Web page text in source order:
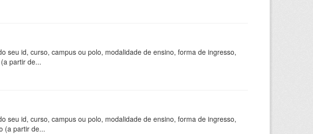
seu id, curso, campus ou polo, modalidade de ensino, forma de ingresso,
partir de...
seu id, curso, campus ou polo, modalidade de ensino, forma de ingresso,
(a partir de...